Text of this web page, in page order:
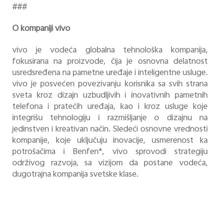
###
O kompaniji vivo
vivo je vodeća globalna tehnološka kompanija,
fokusirana na proizvode, čija je osnovna delatnost
usredsređena na pametne uređaje i inteligentne usluge.
vivo je posvećen povezivanju korisnika sa svih strana
sveta kroz dizajn uzbudljivih i inovativnih pametnih
telefona i pratećih uređaja, kao i kroz usluge koje
integrišu tehnologiju i razmišljanje o dizajnu na
jedinstven i kreativan način. Sledeći osnovne vrednosti
kompanije, koje uključuju inovacije, usmerenost ka
potrošačima i Benfen*, vivo sprovodi strategiju
održivog razvoja, sa vizijom da postane vodeća,
dugotrajna kompanija svetske klase.